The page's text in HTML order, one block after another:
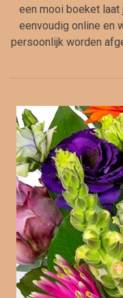
een mooi boeket laat
eenvoudig online en
persoonlijk worden